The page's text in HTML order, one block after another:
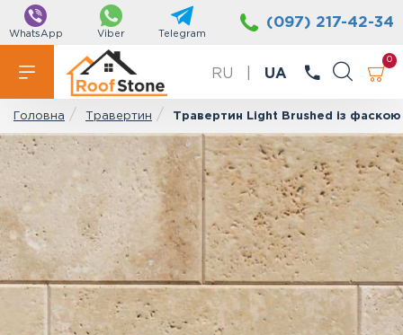
WhatsApp Viber Telegram
(097) 217-42-34
RU UA
0
Головна Травертин Травертин Light Brushed із